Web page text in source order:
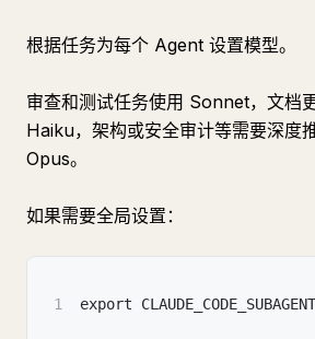
根据任务为每个 Agent 设置模型。
审查和测试任务使用 Sonnet，文档
Haiku，架构或安全审计等需要深度
Opus。
如果需要全局设置：
1 export